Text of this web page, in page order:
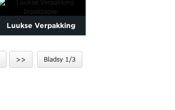
GROOTTE
Luukse Verpakking
>> Bladsy 1/3